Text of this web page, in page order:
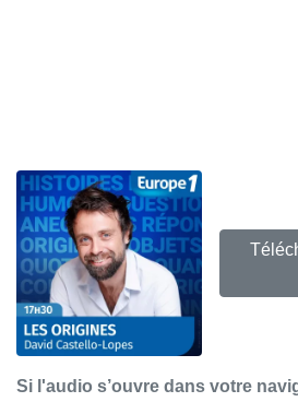
Si l'audio s’ouvre dans votre